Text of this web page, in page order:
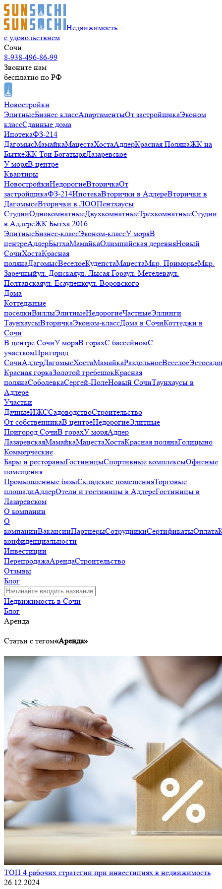
Недвижимость –
с удовольствием
Сочи
8-938-496-86-99
Звоните нам
бесплатно по РФ
Новостройки
ЭлитныеБизнес классАпартаментыОт застройщикаЭконом
классСданные дома
ИпотекаФЗ-214
ДагомысМамайкаМацестаХостаАдлерКрасная ПолянаЖК на
БытхеЖК Три БогатыряЛазаревское
У моряВ центре
Квартиры
НовостройкиНедорогиеВторичкаОт
застройщикаФЗ-214ИпотекаВторички в АдлереВторички в
ДагомысеВторички в ЛООПентхаусы
СтудииОднокомнатныеДвухкомнатныеТрехкомнатныеСтудии
в АдлереЖК Бытха 2016
ЭлитныеБизнес-классЭконом-классУ моряВ
центреАдлерБытхаМамайкаОлимпийская деревняНовый
СочиХостаКрасная
полянаДагомысВеселоеКудепстаМацестаМкр. ПриморьеМкр.
Заречныйул. Донскаяул. Лысая Гораул. Метелеваул.
Полтавскаяул. Есауленкоул. Воровского
Дома
Коттеджные
поселкиВиллыЭлитныеНедорогиеЧастныеЭллинги
ТаунхаусыВторичкаЭконом-классДома в СочиКоттеджи в
Сочи
В центре СочиУ моряВ горахС бассейномС
участкомПригород
СочиАдлерДагомысХостаМамайкаРаздольноеВеселое
Красная горкаЗолотой гребешокКрасная
полянаСоболевкаСергей-ПолеНовый СочиТаунхаусы в
Адлере
Участки
ДачныеИЖССадоводствоСтроительство
От собственникаВ центреНедорогиеЭлитные
Пригород СочиВ горахУ моряАдлер
ЛазаревскаяМамайкаМацестаХостаКрасная полянаГолицыно
Коммерческие
Бары и рестораныГостиницыСпортивные комплексыОфисные
помещения
Промышленные базыСкладские помещенияТорговые
площадиАдлерОтели и гостиницы в АдлереГостиницы в
Лазаревском
О компании
О
компанииВакансииПартнерыСотрудникиСертификатыОплата
конфиденциальности
Инвестиции
ПерепродажаАрендаСтроительство
Отзывы
Блог
Недвижимость в Сочи
Блог
Аренда
Статьи с тегом«Аренда»
ТОП 4 рабочих стратегии при инвестициях в недвижимость
26.12.2024